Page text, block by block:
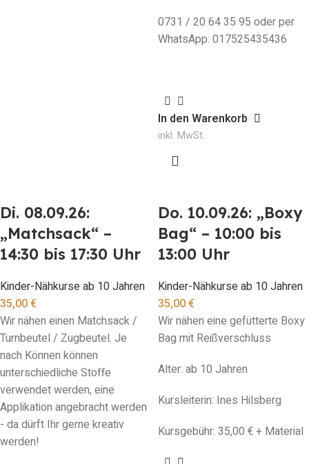
0731 / 20 64 35 95 oder per
WhatsApp: 017525435436
In den Warenkorb
inkl. MwSt.
Di. 08.09.26:
„Matchsack“ –
14:30 bis 17:30 Uhr
Kinder-Nähkurse ab 10 Jahren
35,00€
Wir nähen einen Matchsack /
Turnbeutel / Zugbeutel. Je
nach Können können
unterschiedliche Stoffe
verwendet werden, eine
Applikation angebracht werden
- da dürft Ihr gerne kreativ
werden!
Do. 10.09.26: „Boxy
Bag“ – 10:00 bis
13:00 Uhr
Kinder-Nähkurse ab 10 Jahren
35,00€
Wir nähen eine gefütterte Boxy
Bag mit Reißverschluss
Alter: ab 10 Jahren
Kursleiterin: Ines Hilsberg
Kursgebühr: 35,00 € + Material